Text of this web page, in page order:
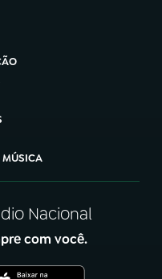
MÚSICA
Nacional
com você.